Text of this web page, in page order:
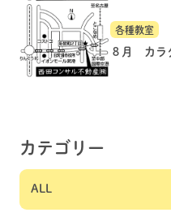
各種教室
８月 カラ
カテゴリー